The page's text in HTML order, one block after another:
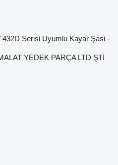
Serisi Uyumlu Kayar Şasi -
YEDEK PARÇA LTD ŞTİ